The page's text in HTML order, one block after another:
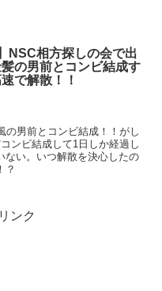
NSC相方探しの会で出
の男前とコンビ結成す
で解散！！
の男前とコンビ結成！！がし
ンビ結成して1日しか経過し
ない。いつ解散を決心したの
？
ンク